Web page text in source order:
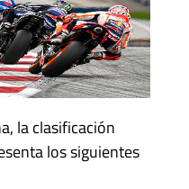
la clasificación
los siguientes